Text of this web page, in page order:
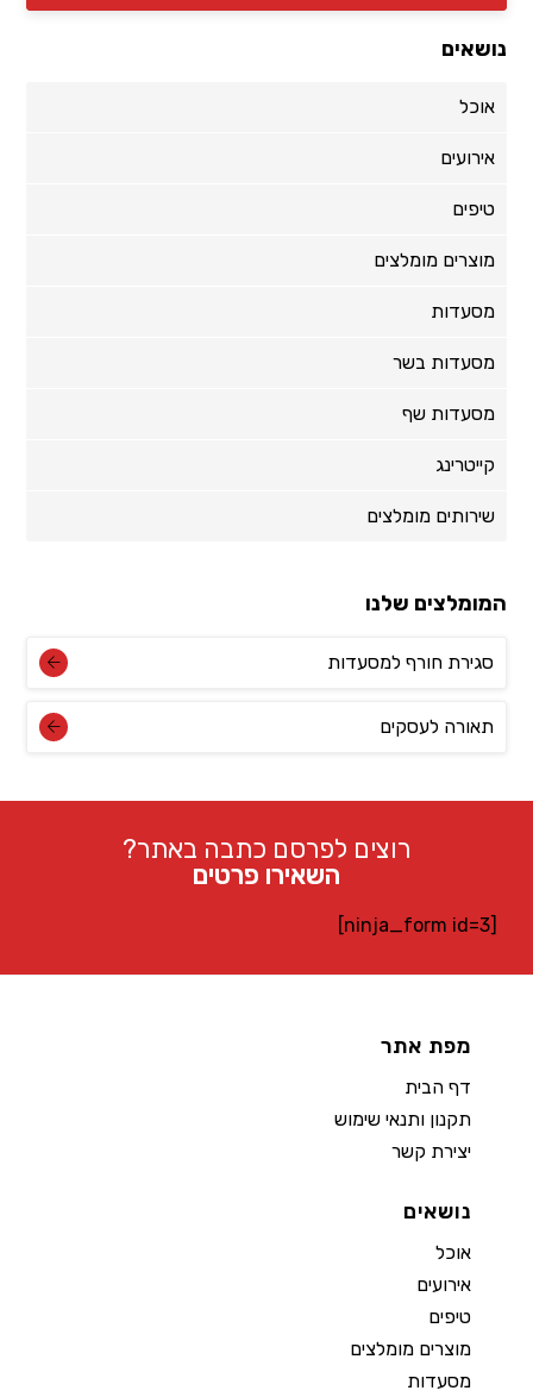
נושאים
אוכל
אירועים
טיפים
מוצרים מומלצים
מסעדות
מסעדות בשר
מסעדות שף
קייטרינג
שירותים מומלצים
המומלצים שלנו
סגירת חורף למסעדות
תאורה לעסקים
רוצים לפרסם כתבה באתר?
השאירו פרטים
מפת אתר
דף הבית
תקנון ותנאי שימוש
יצירת קשר
נושאים
אוכל
אירועים
טיפים
מוצרים מומלצים
מסעדות